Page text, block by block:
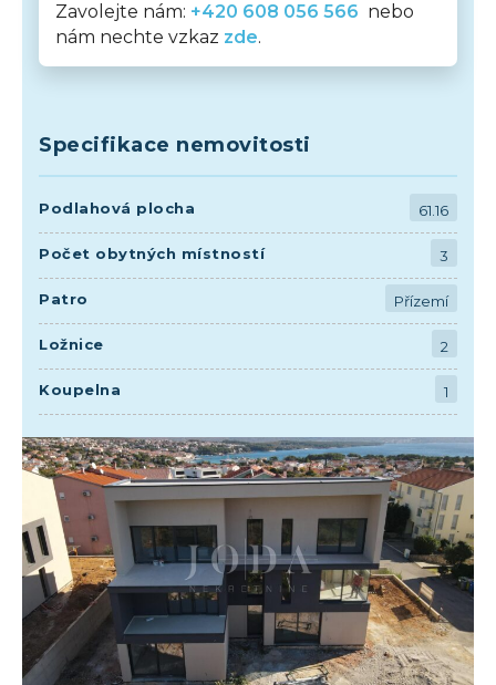
Zavolejte nám: +420 608 056 566 nebo
nám nechte vzkaz zde.
Specifikace nemovitosti
Podlahová plocha 61.16
Počet obytných místností 3
Patro Přízemí
Ložnice 2
Koupelna 1